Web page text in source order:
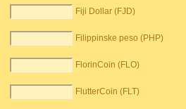
Fiji Dollar (FJD)
Filippinske peso (PHP)
FlorinCoin (FLO)
FlutterCoin (FLT)